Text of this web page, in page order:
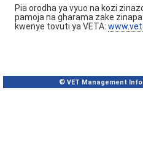
Pia orodha ya vyuo na kozi
pamoja na gharama zake
kwenye tovuti ya VETA:
© VET Management